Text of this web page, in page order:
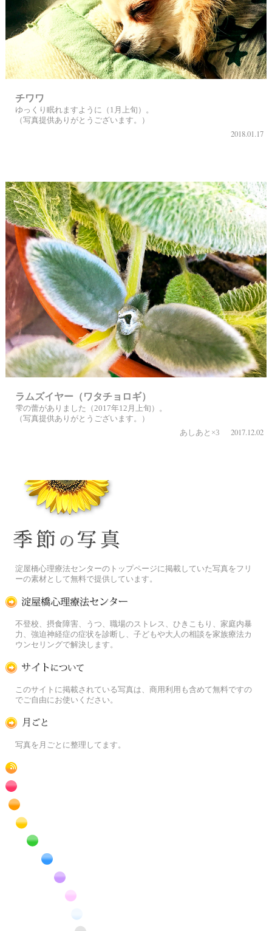
チワワ
ゆっくり眠れますように（1月上旬）。
（写真提供ありがとうございます。）
2018.01.17
ラムズイヤー（ワタチョロギ）
雫の蕾がありました（2017年12月上旬）。
（写真提供ありがとうございます。）
あしあと×3
2017.12.02
淀屋橋心理療法センターのトップページに掲載していた写真をフリ
ーの素材として無料で提供しています。
不登校、摂食障害、うつ、職場のストレス、ひきこもり、家庭内暴
力、強迫神経症の症状を診断し、子どもや大人の相談を家族療法カ
ウンセリングで解決します。
このサイトに掲載されている写真は、商用利用も含めて無料ですの
でご自由にお使いください。
写真を月ごとに整理してます。
RSS
赤色の花のフリー写真素材
橙色の花のフリー写真素材
黄色の花のフリー写真素材
緑色の花のフリー写真素材
青色の花のフリー写真素材
紫色の花のフリー写真素材
白色の花のフリー写真素材